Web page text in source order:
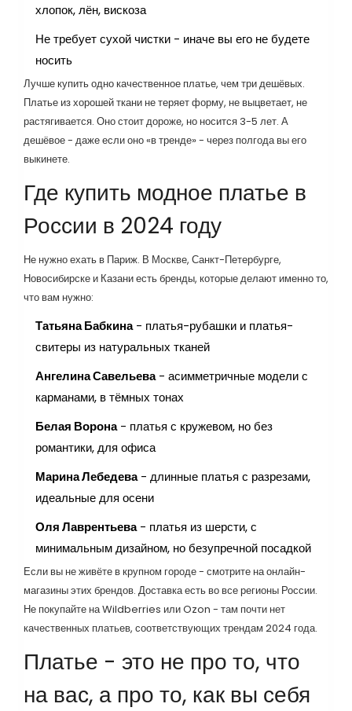
хлопок, лён, вискоза
Не требует сухой чистки - иначе вы его не будете
носить
Лучше купить одно качественное платье, чем три дешёвых.
Платье из хорошей ткани не теряет форму, не выцветает, не
растягивается. Оно стоит дороже, но носится 3-5 лет. А
дешёвое - даже если оно «в тренде» - через полгода вы его
выкинете.
Где купить модное платье в
России в 2024 году
Не нужно ехать в Париж. В Москве, Санкт-Петербурге,
Новосибирске и Казани есть бренды, которые делают именно то,
что вам нужно:
Татьяна Бабкина- платья-рубашки и платья-
свитеры из натуральных тканей
Ангелина Савельева- асимметричные модели с
карманами, в тёмных тонах
Белая Ворона- платья с кружевом, но без
романтики, для офиса
Марина Лебедева- длинные платья с разрезами,
идеальные для осени
Оля Лаврентьева- платья из шерсти, с
минимальным дизайном, но безупречной посадкой
Если вы не живёте в крупном городе - смотрите на онлайн-
магазины этих брендов. Доставка есть во все регионы России.
Не покупайте на Wildberries или Ozon - там почти нет
качественных платьев, соответствующих трендам 2024 года.
Платье - это не про то, что
на вас, а про то, как вы себя